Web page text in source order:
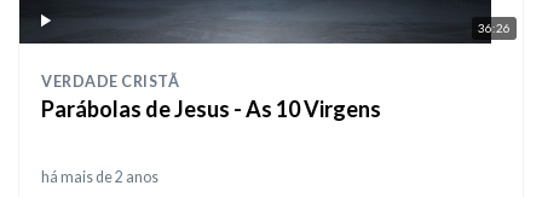
36:26
VERDADE CRISTÃ
Parábolas de Jesus - As 10 Virgens
há mais de 2 anos